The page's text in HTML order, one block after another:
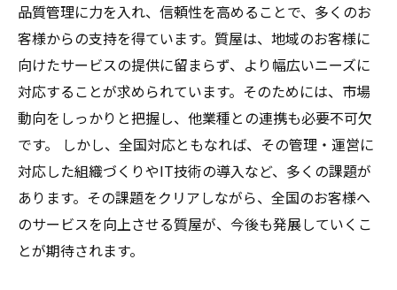
品質管理に力を入れ、信頼性を高めることで、多くのお
客様からの支持を得ています。質屋は、地域のお客様に
向けたサービスの提供に留まらず、より幅広いニーズに
対応することが求められています。そのためには、市場
動向をしっかりと把握し、他業種との連携も必要不可欠
です。 しかし、全国対応ともなれば、その管理・運営に
対応した組織づくりやIT技術の導入など、多くの課題が
あります。その課題をクリアしながら、全国のお客様へ
のサービスを向上させる質屋が、今後も発展していくこ
とが期待されます。